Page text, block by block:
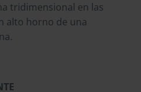
tridimensional en las
alto horno de una